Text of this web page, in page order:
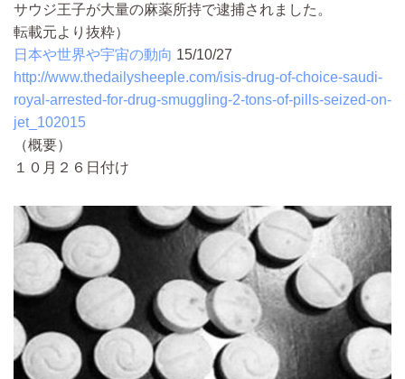
サウジ王子が大量の麻薬所持で逮捕されました。
転載元より抜粋）
日本や世界や宇宙の動向 15/10/27
http://www.thedailysheeple.com/isis-drug-of-choice-saudi-
royal-arrested-for-drug-smuggling-2-tons-of-pills-seized-on-
jet_102015
（概要）
１０月２６日付け